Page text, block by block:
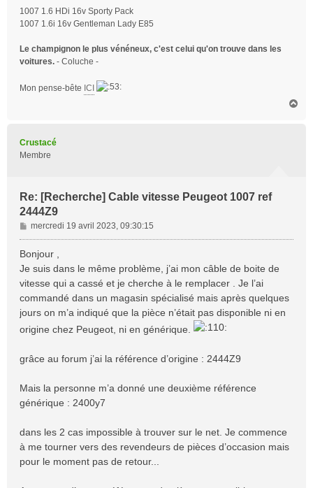
1007 1.6 HDi 16v Sporty Pack
1007 1.6i 16v Gentleman Lady E85
Le champignon le plus vénéneux, c'est celui qu'on trouve dans les
voitures. - Coluche -
Mon pense-bête ICI
Crustacé
Membre
Re: [Recherche] Cable vitesse Peugeot 1007 ref
2444Z9
M
e
s
a
g
e
mercredi 19 avril 2023, 09:30:15
Bonjour ,
Je suis dans le même problème, j’ai mon câble de boite de
vitesse qui a cassé et je cherche à le remplacer . Je l’ai
commandé dans un magasin spécialisé mais après quelques
jours on m’a indiqué que la pièce n’était pas disponible ni en
origine chez Peugeot, ni en générique.
grâce au forum j’ai la référence d’origine : 2444Z9
Mais la personne m’a donné une deuxième référence
générique : 2400y7
dans les 2 cas impossible à trouver sur le net. Je commence
à me tourner vers des revendeurs de pièces d’occasion mais
pour le moment pas de retour...